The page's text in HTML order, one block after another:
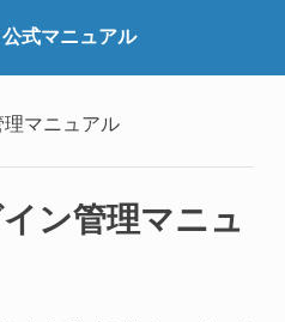
式マニュアル
マニュアル
ン管理マニュ